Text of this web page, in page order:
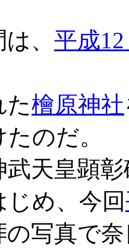
、 平成
檜原神社
のだ。
天皇顕彰
め、今回
の写真で